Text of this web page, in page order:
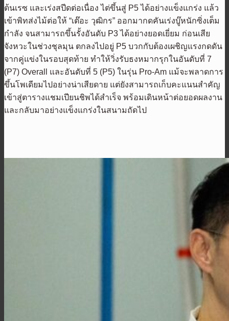
ต้นเรซ และเร่งสปีดต่อเนื่อง ไต่ขึ้นสู่ P5 ได้อย่างแข็งแกร่ง แล้ว
เข้าพิทส่งไม้ต่อให้ “เต๊อะ วุฒิกร” ออกมากดคันเร่งบู๊หนักซิ่งเต็ม
กำลัง จนสามารถขึ้นรั้งอันดับ P3 ได้อย่างยอดเยี่ยม ก่อนเสีย
จังหวะในช่วงชุลมุน ตกลงไปอยู่ P5 บวกกับต้องเผชิญแรงกดดัน
จากคู่แข่งในรอบสุดท้าย ทำให้วิ่งรับธงหมากรุกในอันดับที่ 7
(P7) Overall และอันดับที่ 5 (P5) ในรุ่น Pro-Am แม้จะพลาดการ
ขึ้นโพเดียมไปอย่างน่าเสียดาย แต่ยังสามารถเก็บคะแนนสำคัญ
เข้าสู่ตารางแชมเปียนชิพได้สำเร็จ พร้อมเดินหน้าต่อยอดผลงาน
และกลับมาอย่างแข็งแกร่งในสนามถัดไป